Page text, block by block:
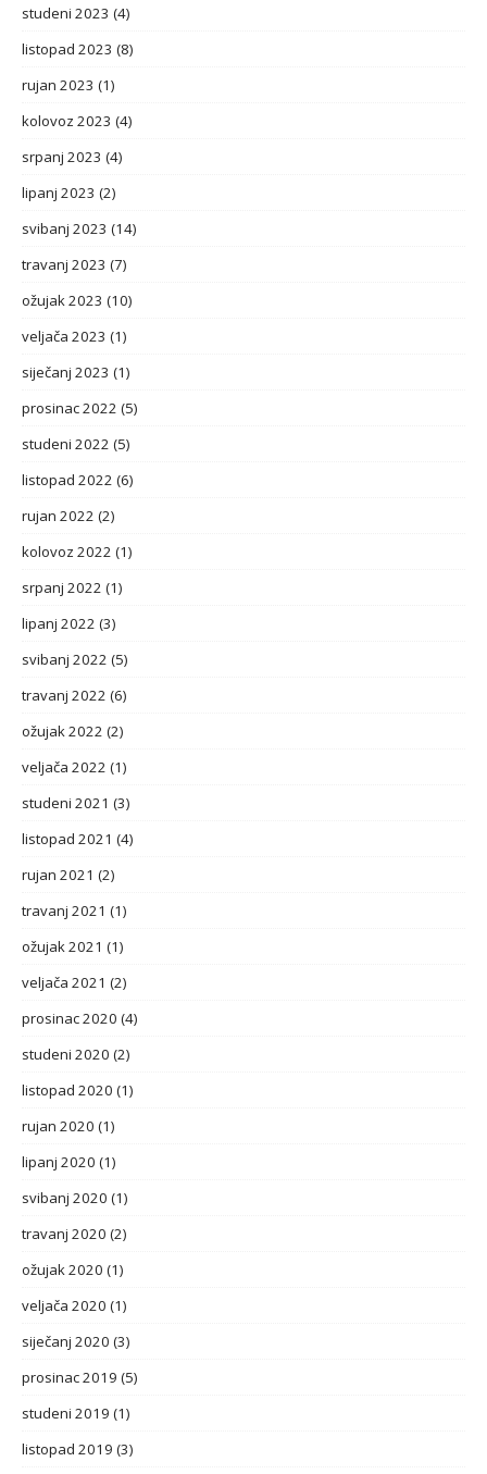
studeni 2023 (4)
listopad 2023 (8)
rujan 2023 (1)
kolovoz 2023 (4)
srpanj 2023 (4)
lipanj 2023 (2)
svibanj 2023 (14)
travanj 2023 (7)
ožujak 2023 (10)
veljača 2023 (1)
siječanj 2023 (1)
prosinac 2022 (5)
studeni 2022 (5)
listopad 2022 (6)
rujan 2022 (2)
kolovoz 2022 (1)
srpanj 2022 (1)
lipanj 2022 (3)
svibanj 2022 (5)
travanj 2022 (6)
ožujak 2022 (2)
veljača 2022 (1)
studeni 2021 (3)
listopad 2021 (4)
rujan 2021 (2)
travanj 2021 (1)
ožujak 2021 (1)
veljača 2021 (2)
prosinac 2020 (4)
studeni 2020 (2)
listopad 2020 (1)
rujan 2020 (1)
lipanj 2020 (1)
svibanj 2020 (1)
travanj 2020 (2)
ožujak 2020 (1)
veljača 2020 (1)
siječanj 2020 (3)
prosinac 2019 (5)
studeni 2019 (1)
listopad 2019 (3)